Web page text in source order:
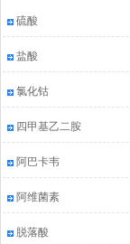
硫酸
盐酸
氯化钴
四甲基乙二胺
阿巴卡韦
阿维菌素
脱落酸